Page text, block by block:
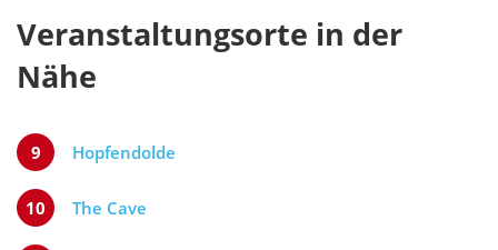
Veranstaltungsorte in der
Nähe
9 Hopfendolde
10 The Cave